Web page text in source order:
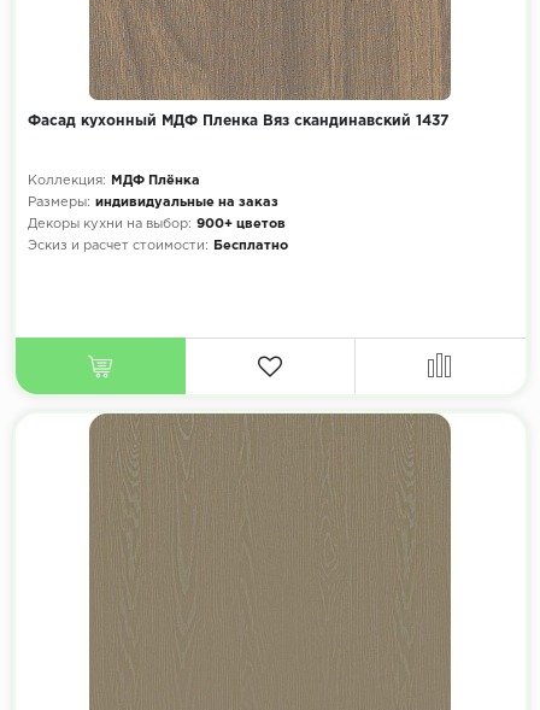
Фасад кухонный МДФ Пленка Вяз скандинавский 1437
Коллекция:
МДФ Плёнка
Размеры: индивидуальные на заказ
Декоры кухни на выбор: 900+ цветов
Эскиз и расчет стоимости:
Бесплатно